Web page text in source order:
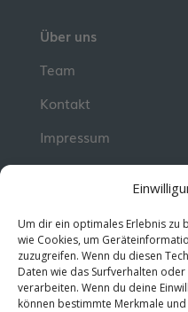
Um dir ein optimales Erlebnis zu
wie Cookies, um
zuzugreifen. Wenn du diesen
Daten wie das Surfverhalten
verarbeiten. Wenn du deine
können bestimmte Merkmale
Über uns
Team
Kontakt
Impressum
Erhalte jeden
Wissen für deine
kostenlos abonnieren!